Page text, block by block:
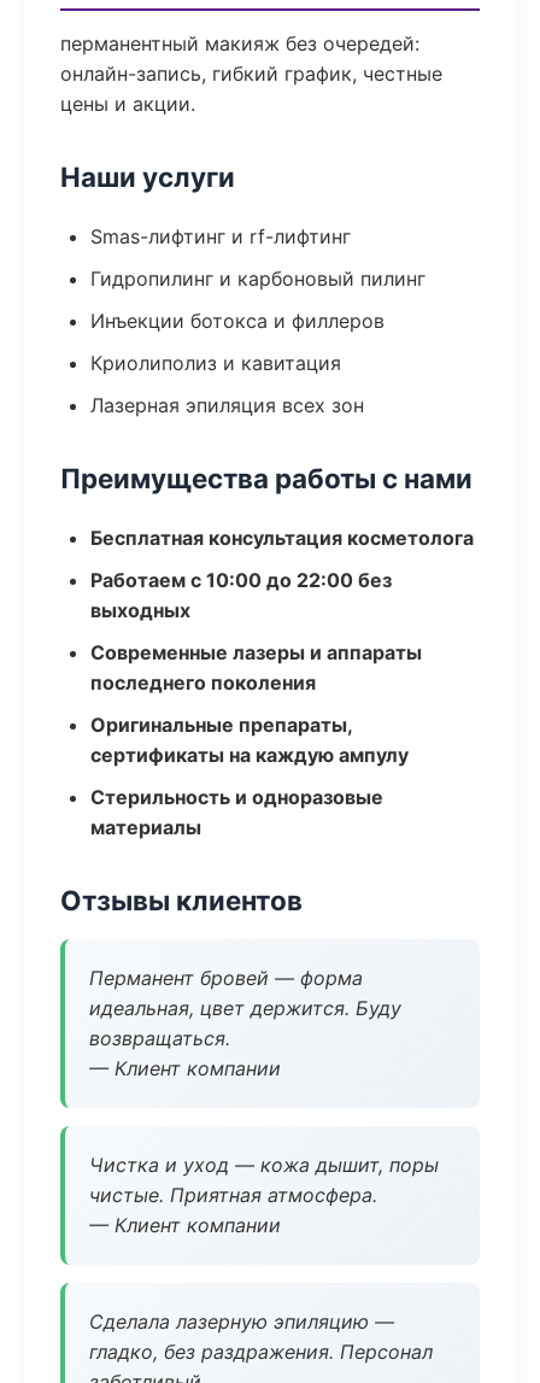
перманентный макияж без очередей:
онлайн-запись, гибкий график, честные
цены и акции.
Наши услуги
Smas-лифтинг и rf-лифтинг
Гидропилинг и карбоновый пилинг
Инъекции ботокса и филлеров
Криолиполиз и кавитация
Лазерная эпиляция всех зон
Преимущества работы с нами
Бесплатная консультация косметолога
Работаем с 10:00 до 22:00 без
выходных
Современные лазеры и аппараты
последнего поколения
Оригинальные препараты,
сертификаты на каждую ампулу
Стерильность и одноразовые
материалы
Отзывы клиентов
Перманент бровей — форма
идеальная, цвет держится. Буду
возвращаться.
— Клиент компании
Чистка и уход — кожа дышит, поры
чистые. Приятная атмосфера.
— Клиент компании
Сделала лазерную эпиляцию —
гладко, без раздражения. Персонал